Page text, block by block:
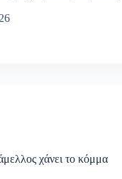
χάνει το κόμμα